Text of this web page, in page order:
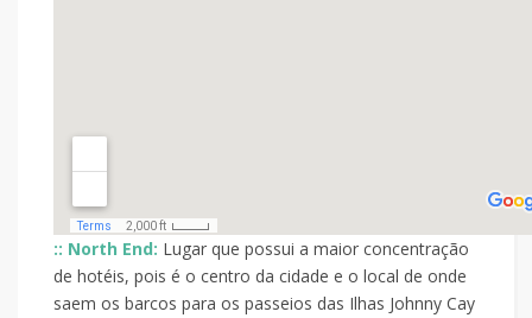
:: North End: Lugar que possui a maior concentração
de hotéis, pois é o centro da cidade e o local de onde
saem os barcos para os passeios das Ilhas Johnny Cay